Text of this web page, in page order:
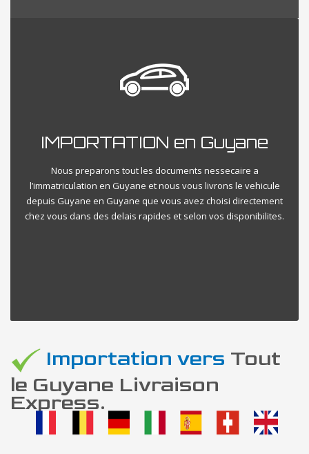
IMPORTATION en Guyane
Nous preparons tout les documents nessecaire a
l’immatriculation en Guyane et nous vous livrons le vehicule
depuis Guyane en Guyane que vous avez choisi directement
chez vous dans des delais rapides et selon vos disponibilites.
Importation vers Tout
le Guyane Livraison
Express.